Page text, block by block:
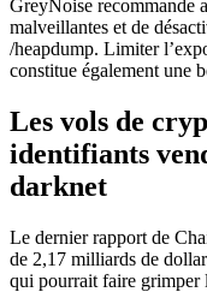
GreyNoise recommande
malveillantes et de
/heapdump. Limiter
constitue également une
Les vols de
identifiants
darknet
Le dernier rapport de
de 2,17 milliards de
qui pourrait faire grimper